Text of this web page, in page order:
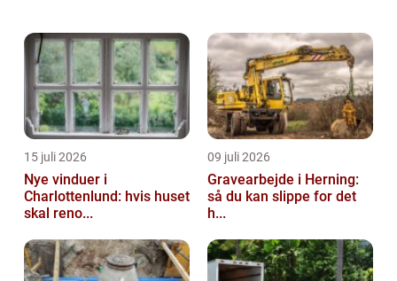
advokatrådgivning indebærer, og hvorfor
det...
15 juli 2026
Nye vinduer i
Charlottenlund: hvis huset
skal reno...
09 juli 2026
Gravearbejde i Herning:
så du kan slippe for det
h...